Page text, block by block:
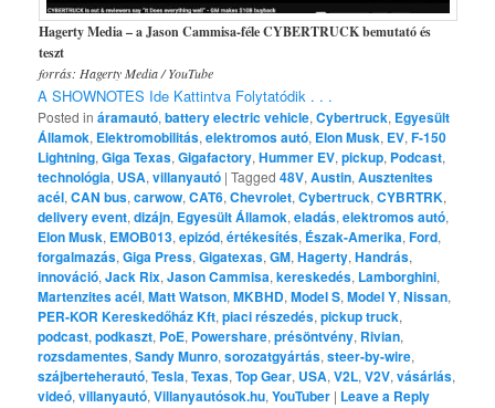
Hagerty Media – a Jason Cammisa-féle CYBERTRUCK bemutató és
teszt
forrás: Hagerty Media / YouTube
A SHOWNOTES Ide Kattintva Folytatódik . . .
Posted in áramautó,battery electric vehicle,Cybertruck, Egyesült
Államok, Elektromobilitás,elektromos autó, Elon Musk, EV,F-150
Lightning,Giga Texas,Gigafactory,Hummer EV,pickup, Podcast,
technológia, USA,villanyautó |Tagged 48V,Austin,Ausztenites
acél,CAN bus,carwow,CAT6,Chevrolet,Cybertruck,CYBRTRK,
delivery event,dizájn, Egyesült Államok,eladás,elektromos autó,
Elon Musk, EMOB013,epizód,értékesítés, Észak-Amerika,Ford,
forgalmazás,Giga Press,Gigatexas,GM,Hagerty,Handrás,
innováció,Jack Rix,Jason Cammisa,kereskedés, Lamborghini,
Martenzites acél,Matt Watson,MKBHD,Model S,Model Y,Nissan,
PER-KOR Kereskedőház Kft,piaci részedés,pickup truck,
podcast,podkaszt, PoE, Powershare,présöntvény, Rivian,
rozsdamentes,Sandy Munro,sorozatgyártás,steer-by-wire,
szájberteherautó,Tesla,Texas,Top Gear, USA,V2L,V2V,vásárlás,
videó,villanyautó,Villanyautósok.hu,YouTuber | Leave a Reply